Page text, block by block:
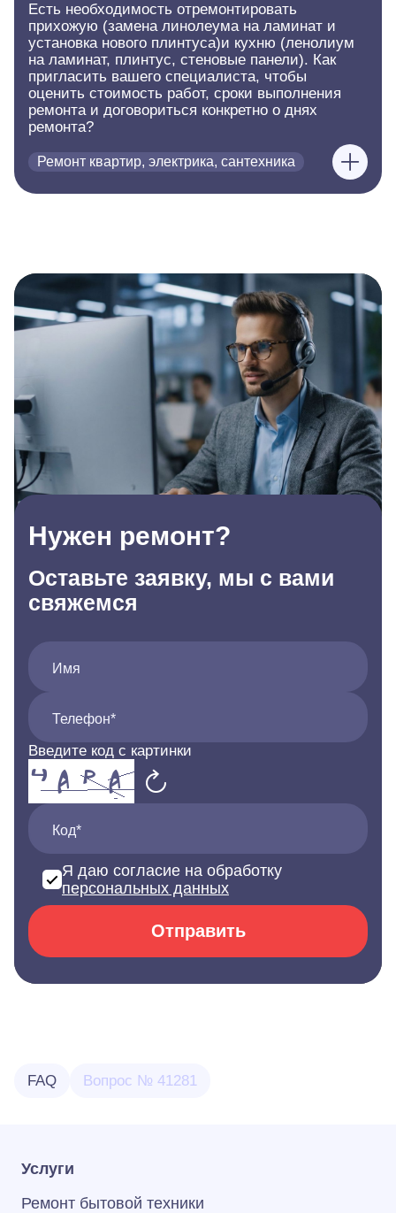
Есть необходимость отремонтировать
прихожую (замена линолеума на ламинат и
установка нового плинтуса)и кухню (ленолиум
на ламинат, плинтус, стеновые панели). Как
пригласить вашего специалиста, чтобы
оценить стоимость работ, сроки выполнения
ремонта и договориться конкретно о днях
ремонта?
Ремонт квартир, электрика, сантехника
Нужен ремонт?
Оставьте заявку, мы с вами
свяжемся
Имя
Телефон*
Введите код с картинки
Код*
Я даю согласие на обработку
персональных данных
Отправить
FAQ Вопрос № 41281
Услуги
Ремонт бытовой техники